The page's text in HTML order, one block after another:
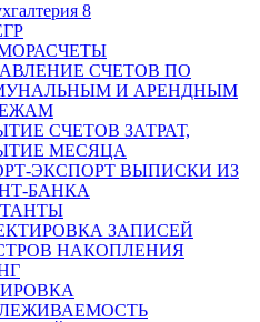
8
СЧЕТОВ ПО
И АРЕНДНЫМ
СЧЕТОВ ЗАТРАТ,
МЕСЯЦА
ЭКСПОРТ ВЫПИСКИ ИЗ
БАНКА
ЗАПИСЕЙ
НАКОПЛЕНИЯ